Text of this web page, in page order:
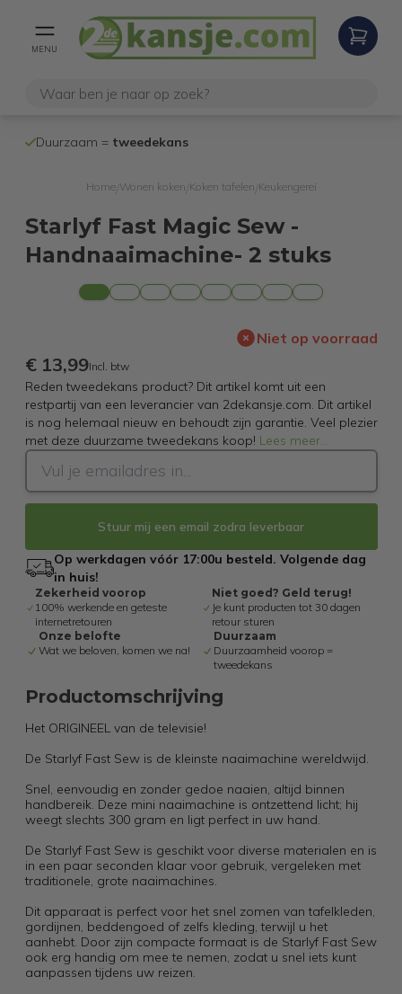
MENU
Duurzaam = tweedekans
Home/ Wonen koken Koken tafelen Keukengerei
Starlyf Fast Magic Sew -
Handnaaimachine- 2 stuks
Niet op voorraad
€ 13,99Incl. btw
Reden tweedekans product? Dit artikel komt uit een
restpartij van een leverancier van 2dekansje.com. Dit artikel
is nog helemaal nieuw en behoudt zijn garantie. Veel plezier
met deze duurzame tweedekans koop! Lees meer...
Stuur mij een email zodra leverbaar
Op werkdagen vóór 17:00u besteld. Volgende dag
in huis!
Zekerheid voorop
100% werkende en geteste
internetretouren
Niet goed? Geld terug!
Je kunt producten tot 30 dagen
retour sturen
Onze belofte
Wat we beloven, komen we na!
Duurzaam
Duurzaamheid voorop =
tweedekans
Productomschrijving
Het ORIGINEEL van de televisie!
De Starlyf Fast Sew is de kleinste naaimachine wereldwijd.
Snel, eenvoudig en zonder gedoe naaien, altijd binnen
handbereik. Deze mini naaimachine is ontzettend licht; hij
weegt slechts 300 gram en ligt perfect in uw hand.
De Starlyf Fast Sew is geschikt voor diverse materialen en is
in een paar seconden klaar voor gebruik, vergeleken met
traditionele, grote naaimachines.
Dit apparaat is perfect voor het snel zomen van tafelkleden,
gordijnen, beddengoed of zelfs kleding, terwijl u het
aanhebt. Door zijn compacte formaat is de Starlyf Fast Sew
ook erg handig om mee te nemen, zodat u snel iets kunt
aanpassen tijdens uw reizen.